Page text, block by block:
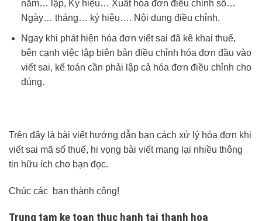
năm… lập, Ký hiệu… Xuất hóa đơn điều chỉnh số…
Ngày… tháng… ký hiệu…. Nội dung điều chỉnh.
Ngay khi phát hiện hóa đơn viết sai đã kê khai thuế,
bên cạnh việc lập biên bản điều chỉnh hóa đơn đầu vào
viết sai, kế toán cần phải lập cả hóa đơn điều chỉnh cho
đúng.
Trên đây là bài viết hướng dẫn bạn cách xử lý hóa đơn khi
viết sai mã số thuế, hi vọng bài viết mang lại nhiều thông
tin hữu ích cho bạn đọc.
Chúc các bạn thành công!
Trung tam ke toan thuc hanh tai thanh hoa